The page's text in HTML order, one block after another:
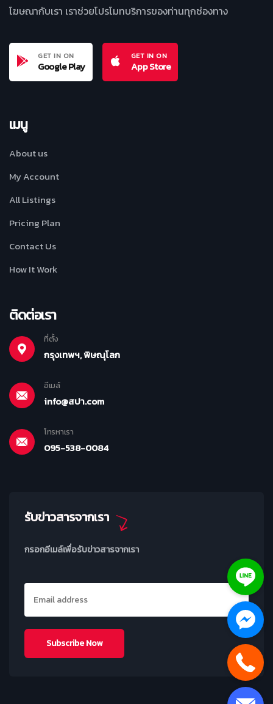
โฆษณากับเรา เราช่วยโปรโมทบริการของท่านทุกช่องทาง
GET IN ON
Google Play
GET IN ON
App Store
เมนู
About us
My Account
All Listings
Pricing Plan
Contact Us
How It Work
ติดต่อเรา
ที่ตั้ง
กรุงเทพฯ, พิษณุโลก
อีเมล์
info@สปา.com
โทรหาเรา
095-538-0084
รับข่าวสารจากเรา
กรอกอีเมล์เพื่อรับข่าวสารจากเรา